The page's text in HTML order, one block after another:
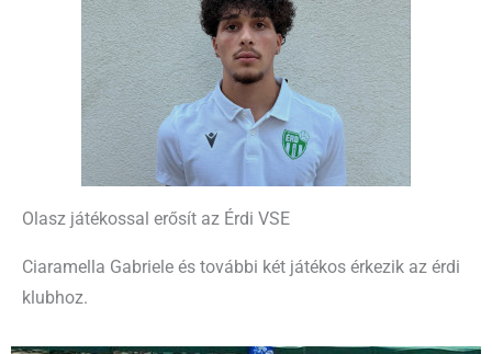
Olasz játékossal erősít az Érdi VSE
Ciaramella Gabriele és további két játékos érkezik az érdi
klubhoz.